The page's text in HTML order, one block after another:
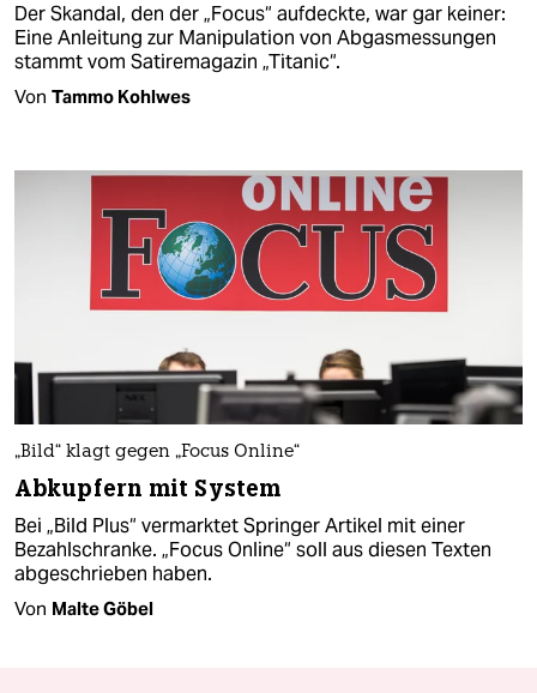
Der Skandal, den der „Focus“ aufdeckte, war gar keiner:
Eine Anleitung zur Manipulation von Abgasmessungen
stammt vom Satiremagazin „Titanic“.
Von Tammo Kohlwes
„Bild“ klagt gegen „Focus Online“
Abkupfern mit System
Bei „Bild Plus“ vermarktet Springer Artikel mit einer
Bezahlschranke. „Focus Online“ soll aus diesen Texten
abgeschrieben haben.
Von Malte Göbel